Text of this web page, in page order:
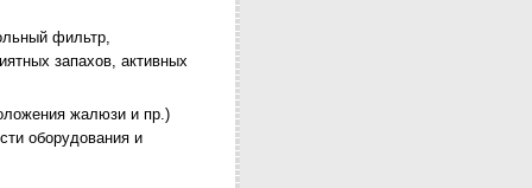
фильтр,
запахов, активных
жалюзи и пр.)
оборудования и